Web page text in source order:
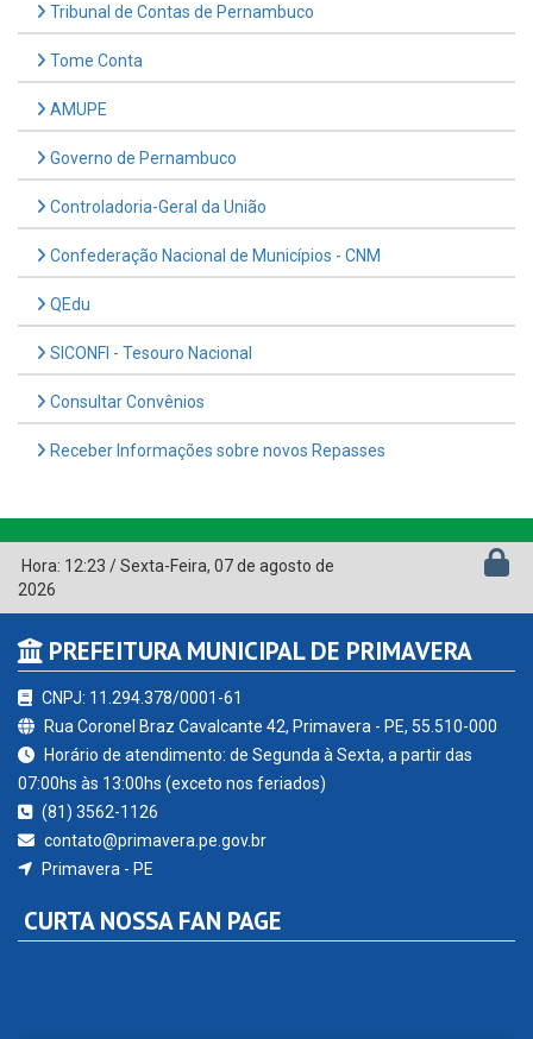
Tribunal de Contas de Pernambuco
Tome Conta
AMUPE
Governo de Pernambuco
Controladoria-Geral da União
Confederação Nacional de Municípios - CNM
QEdu
SICONFI - Tesouro Nacional
Consultar Convênios
Receber Informações sobre novos Repasses
Hora: 12:23 /Sexta-Feira, 07 de agosto de
2026
PREFEITURA MUNICIPAL DE PRIMAVERA
CNPJ: 11.294.378/0001-61
Rua Coronel Braz Cavalcante 42, Primavera - PE, 55.510-000
Horário de atendimento: de Segunda à Sexta, a partir das
07:00hs às 13:00hs (exceto nos feriados)
(81) 3562-1126
contato@primavera.pe.gov.br
Primavera - PE
CURTA NOSSA FAN PAGE